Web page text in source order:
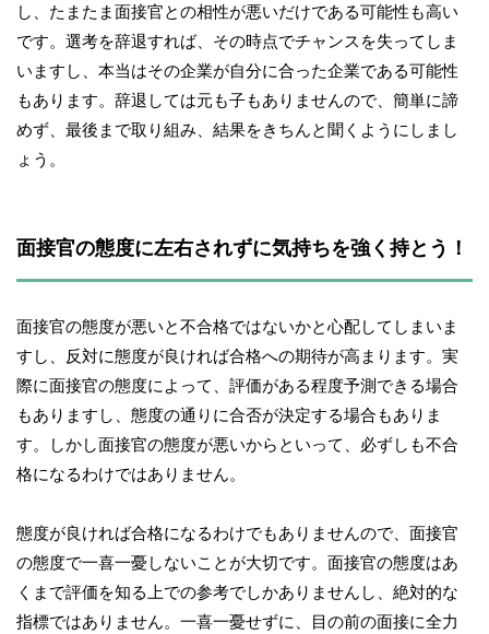
し、たまたま面接官との相性が悪いだけである可能性も高い
です。選考を辞退すれば、その時点でチャンスを失ってしま
いますし、本当はその企業が自分に合った企業である可能性
もあります。辞退しては元も子もありませんので、簡単に諦
めず、最後まで取り組み、結果をきちんと聞くようにしまし
ょう。
面接官の態度に左右されずに気持ちを強く持とう！
面接官の態度が悪いと不合格ではないかと心配してしまいま
すし、反対に態度が良ければ合格への期待が高まります。実
際に面接官の態度によって、評価がある程度予測できる場合
もありますし、態度の通りに合否が決定する場合もありま
す。しかし面接官の態度が悪いからといって、必ずしも不合
格になるわけではありません。
態度が良ければ合格になるわけでもありませんので、面接官
の態度で一喜一憂しないことが大切です。面接官の態度はあ
くまで評価を知る上での参考でしかありませんし、絶対的な
指標ではありません。一喜一憂せずに、目の前の面接に全力